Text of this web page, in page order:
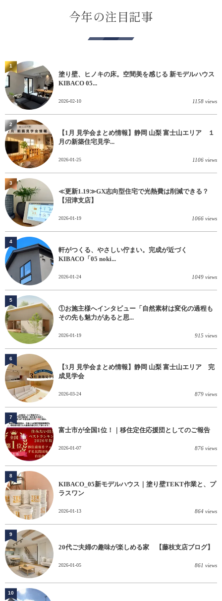
今年の注目記事
塗り壁、ヒノキの床。空間美を感じる 新モデルハウス
KIBACO 05...
2026-02-10 1158 views
1
【1月 見学会まとめ情報】静岡 山梨 富士山エリア １
月の新築住宅見学...
2026-01-25 1106 views
2
≪更新1.19≫GX志向型住宅で光熱費は削減できる？
【沼津支店】
2026-01-19 1066 views
3
軒がつくる、やさしい佇まい。完成が近づく
KIBACO「05 noki...
2026-01-24 1049 views
4
①お施主様へインタビュー「自然素材は変化の過程も
その先も魅力があると思...
2026-01-19 915 views
5
【3月 見学会まとめ情報】静岡 山梨 富士山エリア 完
成見学会
2026-03-24 879 views
6
富士市が全国1位！｜移住定住応援団としてのご報告
2026-01-07 876 views
7
KIBACO_05新モデルハウス｜塗り壁TEKT作業と、プ
ラスワン
2026-01-13 864 views
8
20代ご夫婦の趣味が楽しめる家 【藤枝支店ブログ】
2026-01-05 861 views
9
10